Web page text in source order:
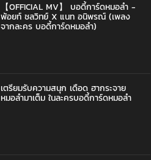
【OFFICIAL MV】 บอดี้การ์ดหมอลำ -
พ้อยท์ ชลวิทย์ X แนท อนิพรณ์ (เพลง
จากละคร บอดี้การ์ดหมอลำ)
เตรียมรับความสนุก เดือด ฮากระจาย
หมอลำมาเต็ม ในละครบอดี้การ์ดหมอลำ